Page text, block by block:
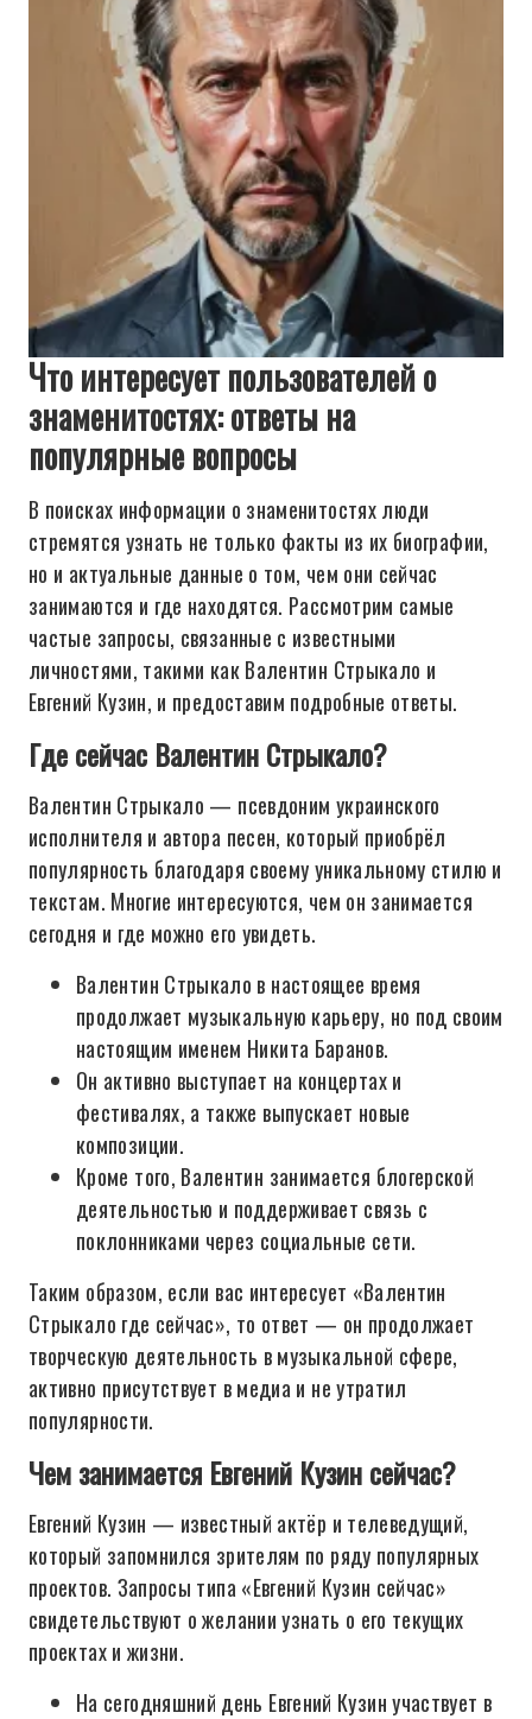
Что интересует пользователей о
знаменитостях: ответы на
популярные вопросы
В поисках информации о знаменитостях люди
стремятся узнать не только факты из их биографии,
но и актуальные данные о том, чем они сейчас
занимаются и где находятся. Рассмотрим самые
частые запросы, связанные с известными
личностями, такими как Валентин Стрыкало и
Евгений Кузин, и предоставим подробные ответы.
Где сейчас Валентин Стрыкало?
Валентин Стрыкало — псевдоним украинского
исполнителя и автора песен, который приобрёл
популярность благодаря своему уникальному стилю и
текстам. Многие интересуются, чем он занимается
сегодня и где можно его увидеть.
Валентин Стрыкало в настоящее время
продолжает музыкальную карьеру, но под своим
настоящим именем Никита Баранов.
Он активно выступает на концертах и
фестивалях, а также выпускает новые
композиции.
Кроме того, Валентин занимается блогерской
деятельностью и поддерживает связь с
поклонниками через социальные сети.
Таким образом, если вас интересует «Валентин
Стрыкало где сейчас», то ответ — он продолжает
творческую деятельность в музыкальной сфере,
активно присутствует в медиа и не утратил
популярности.
Чем занимается Евгений Кузин сейчас?
Евгений Кузин — известный актёр и телеведущий,
который запомнился зрителям по ряду популярных
проектов. Запросы типа «Евгений Кузин сейчас»
свидетельствуют о желании узнать о его текущих
проектах и жизни.
На сегодняшний день Евгений Кузин участвует в